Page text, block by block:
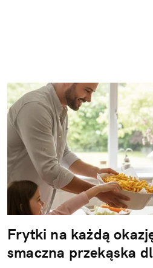
Frytki na każdą
smaczna przekąska